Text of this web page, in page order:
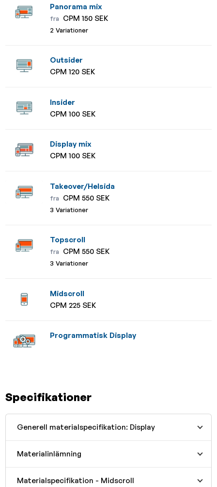
Panorama mix
fra CPM 150 SEK
2 Variationer
Outsider
CPM 120 SEK
Insider
CPM 100 SEK
Display mix
CPM 100 SEK
Takeover/Helsida
fra CPM 550 SEK
3 Variationer
Topscroll
fra CPM 550 SEK
3 Variationer
Midscroll
CPM 225 SEK
Programmatisk Display
Specifikationer
Generell materialspecifikation: Display
Materialinlämning
Materialspecifikation - Midscroll